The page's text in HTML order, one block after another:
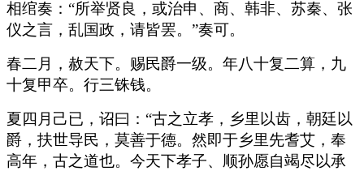
相绾奏：“所举贤良，或治申、商、韩非、苏秦、张
仪之言，乱国政，请皆罢。”奏可。
春二月，赦天下。赐民爵一级。年八十复二算，九
十复甲卒。行三铢钱。
夏四月己已，诏曰：“古之立孝，乡里以齿，朝廷以
爵，扶世导民，莫善于德。然即于乡里先耆艾，奉
高年，古之道也。今天下孝子、顺孙愿自竭尽以承